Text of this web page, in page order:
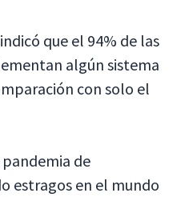
que el 94% de las
algún sistema
con solo el
de
estragos en el mundo